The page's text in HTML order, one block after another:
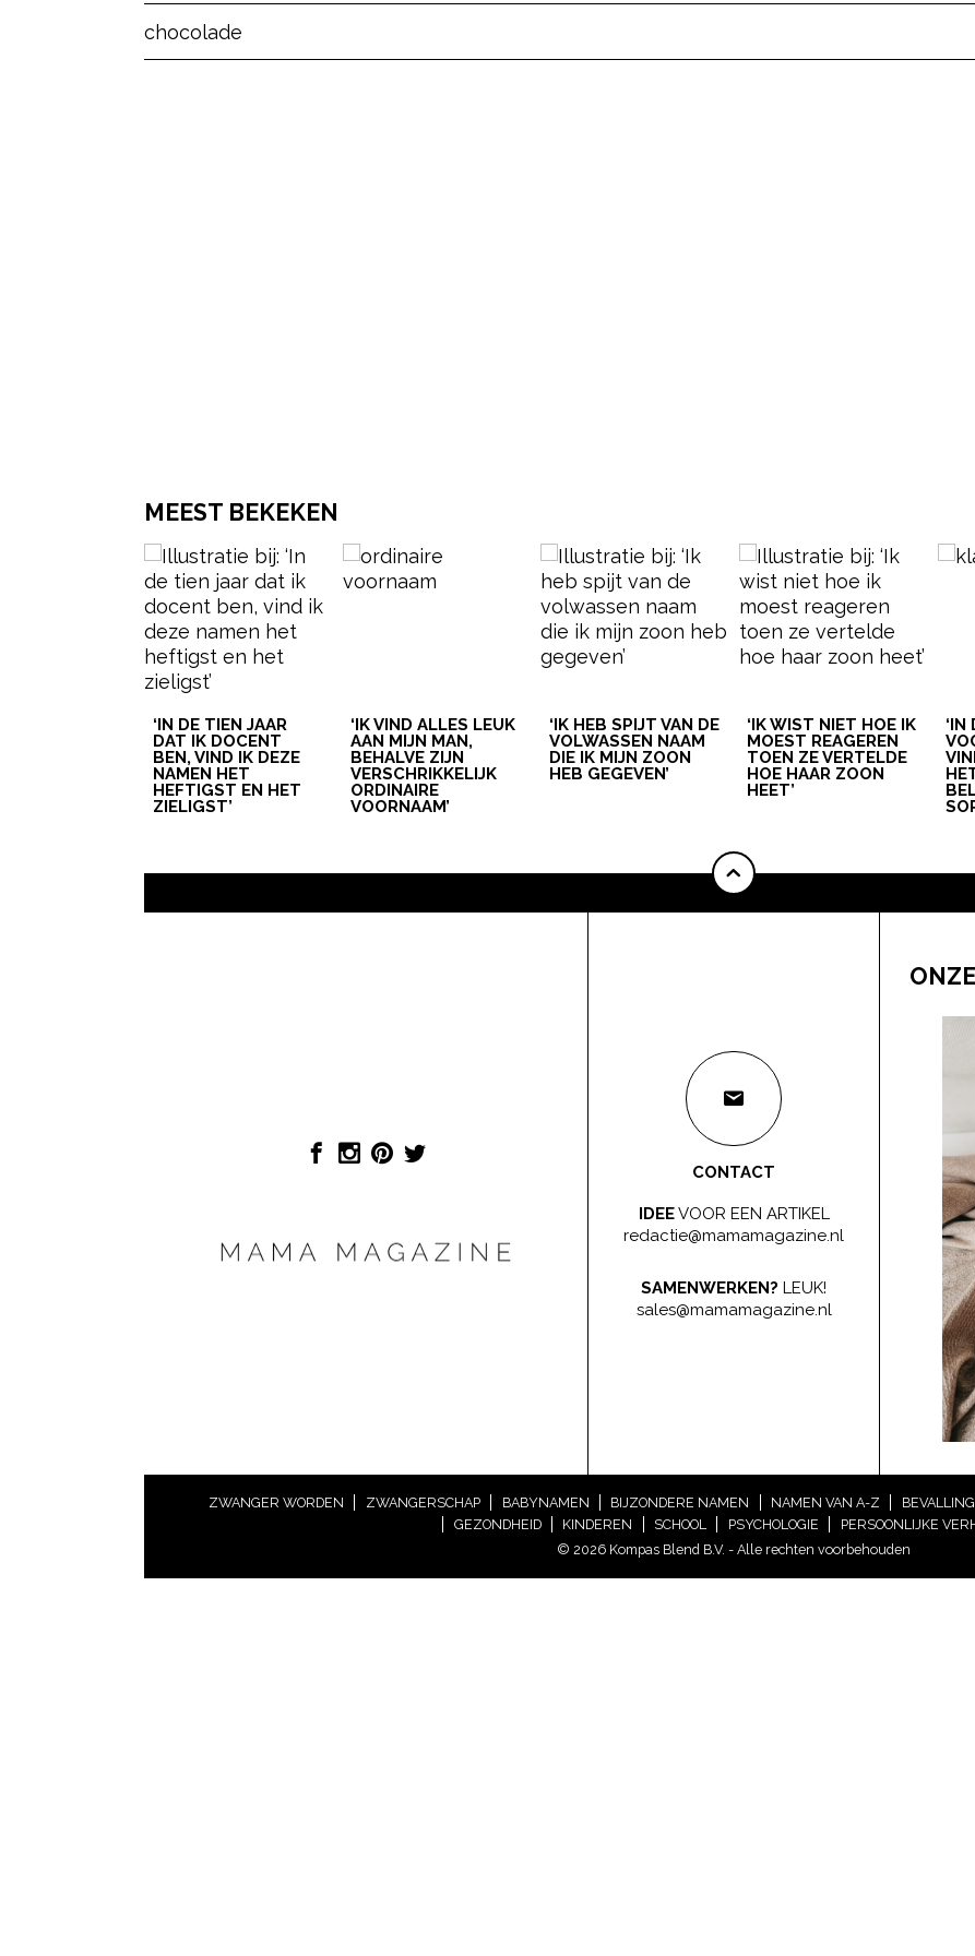
chocolade
MEEST BEKEKEN
‘IN DE TIEN JAAR
DAT IK DOCENT
BEN, VIND IK DEZE
NAMEN HET
HEFTIGST EN HET
ZIELIGST’
‘IK VIND ALLES LEUK
AAN MIJN MAN,
BEHALVE ZIJN
VERSCHRIKKELIJK
ORDINAIRE
VOORNAAM’
‘IK HEB SPIJT VAN DE
VOLWASSEN NAAM
DIE IK MIJN ZOON
HEB GEGEVEN’
‘IK WIST NIET HOE IK
MOEST REAGEREN
TOEN ZE VERTELDE
HOE HAAR ZOON
HEET’
‘IN
CONTACT
IDEEVOOR EEN ARTIKEL
redactie@mamamagazine.nl
SAMENWERKEN? LEUK!
sales@mamamagazine.nl
ZWANGER WORDEN ZWANGERSCHAP BABYNAMEN BIJZONDERE NAMEN NAMEN VAN A-Z BEVALLING
GEZONDHEID
KINDEREN SCHOOL PSYCHOLOGIE
PERSOONLIJKE
© 2026 Kompas Blend B.V. - Alle rechten voorbehouden